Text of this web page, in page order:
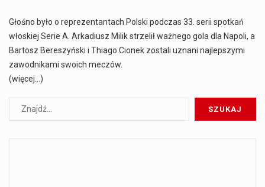
Głośno było o reprezentantach Polski podczas 33. serii spotkań
włoskiej Serie A. Arkadiusz Milik strzelił ważnego gola dla Napoli, a
Bartosz Bereszyński i Thiago Cionek zostali uznani najlepszymi
zawodnikami swoich meczów.
(więcej…)